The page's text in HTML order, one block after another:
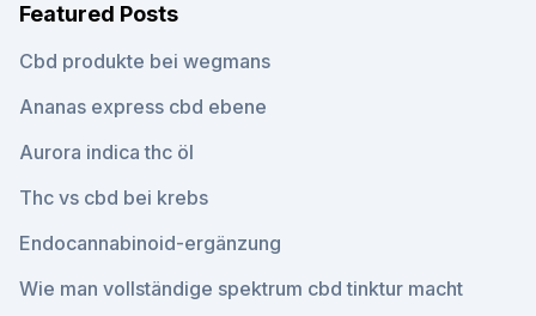
Featured Posts
Cbd produkte bei wegmans
Ananas express cbd ebene
Aurora indica thc öl
Thc vs cbd bei krebs
Endocannabinoid-ergänzung
Wie man vollständige spektrum cbd tinktur macht